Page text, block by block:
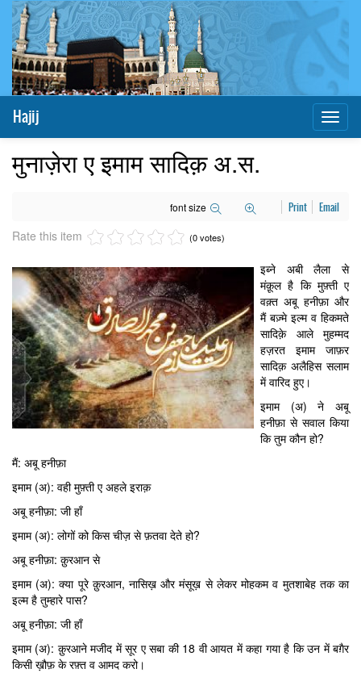
Hajij
मुनाज़ेरा ए इमाम सादिक़ अ.स.
font size Print Email
Rate this item (0 votes)
इब्ने अबी लैला से
मंक़ूल है कि मुफ़्ती ए
वक़्त अबू हनीफ़ा और
मैं बज़्मे इल्म व हिकमते
सादिक़े आले मुहम्मद
हज़रत इमाम जाफ़र
सादिक़ अलैहिस सलाम
में वारिद हुए।
इमाम (अ) ने अबू
हनीफ़ा से सवाल किया
कि तुम कौन हो?
मैं: अबू हनीफ़ा
इमाम (अ): वही मुफ़्ती ए अहले इराक़
अबू हनीफ़ा: जी हाँ
इमाम (अ): लोगों को किस चीज़ से फ़तवा देते हो?
अबू हनीफ़ा: क़ुरआन से
इमाम (अ): क्या पूरे क़ुरआन, नासिख़ और मंसूख़ से लेकर मोहकम व मुतशाबेह तक का
इल्म है तुम्हारे पास?
अबू हनीफ़ा: जी हाँ
इमाम (अ): क़ुरआने मजीद में सूर ए सबा की 18 वी आयत में कहा गया है कि उन में बग़ैर
किसी ख़ौफ़ के रफ़्त व आमद करो।